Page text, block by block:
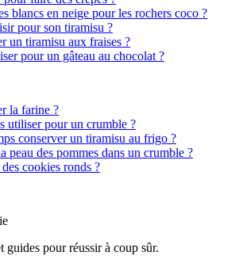
blancs en neige pour les rochers coco ?
pour son tiramisu ?
un tiramisu aux fraises ?
pour un gâteau au chocolat ?
la farine ?
utiliser pour un crumble ?
conserver un tiramisu au frigo ?
peau des pommes dans un crumble ?
cookies ronds ?
guides pour réussir à coup sûr.